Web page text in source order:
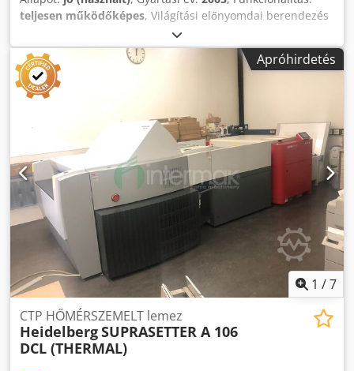
teljesen működőképes, Világítási előnyomdai berendezés
Apróhirdetés
1 /7
CTP HŐMÉRSZEMELT lemez
HeidelbergSUPRASETTER A 106
DCL (THERMAL)